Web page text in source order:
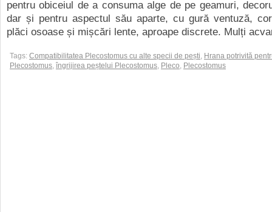
pentru obiceiul de a consuma alge de pe geamuri,
dar și pentru aspectul său aparte, cu gură ventuză,
plăci osoase și mișcări lente, aproape discrete. Mulți
Tags: Compatibilitatea Plecostomus cu alte specii de pești, Hrana potrivită
Plecostomus, îngrijirea peștelui Plecostomus, Pleco, Plecostomus